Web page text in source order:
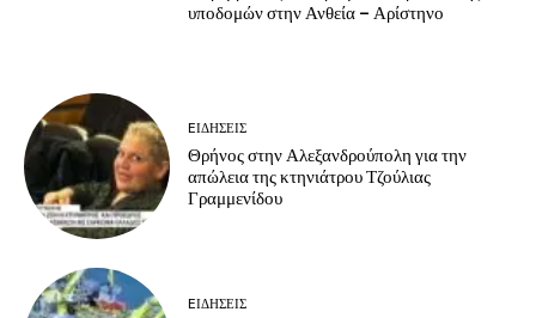
υποδομών στην Ανθεία – Αρίστηνο
EΙΔΗΣΕΙΣ
Θρήνος στην Αλεξανδρούπολη για την
απώλεια της κτηνιάτρου Τζούλιας
Γραμμενίδου
EΙΔΗΣΕΙΣ